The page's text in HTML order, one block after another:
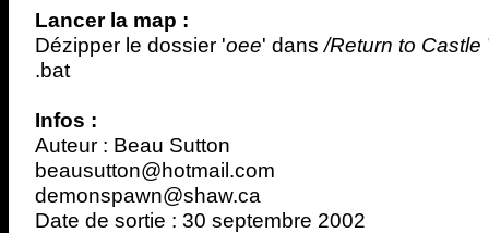
Lancer la map :
Dézipper le dossier 'oee' dans/Return to Castle
.bat
Infos :
Auteur : Beau Sutton
beausutton@hotmail.com
demonspawn@shaw.ca
Date de sortie : 30 septembre 2002